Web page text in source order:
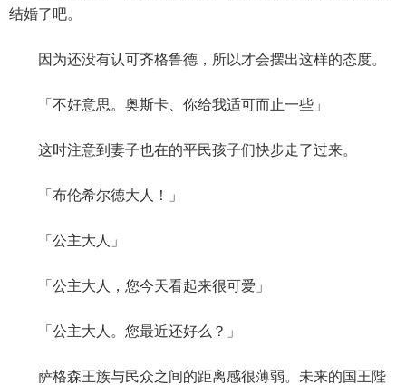
结婚了吧。
因为还没有认可齐格鲁德，所以才会摆出这样的态度。
「不好意思。奥斯卡、你给我适可而止一些」
这时注意到妻子也在的平民孩子们快步走了过来。
「布伦希尔德大人！」
「公主大人」
「公主大人，您今天看起来很可爱」
「公主大人。您最近还好么？」
萨格森王族与民众之间的距离感很薄弱。未来的国王陛